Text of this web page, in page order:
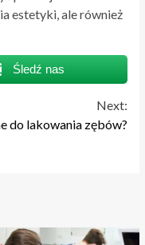
estetyki, ale również
Śledź nas
Next:
do lakowania zębów?